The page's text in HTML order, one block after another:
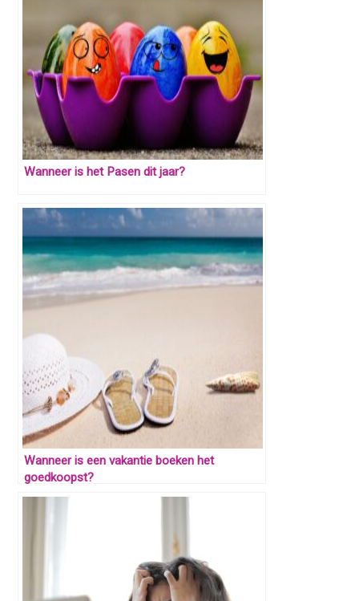
Wanneer is het Pasen dit jaar?
Wanneer is een vakantie boeken het
goedkoopst?